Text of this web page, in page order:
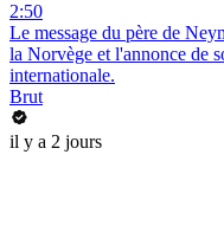
2:50
Le message du père de
la Norvège et l'annonce de
internationale.
Brut
il y a 2 jours